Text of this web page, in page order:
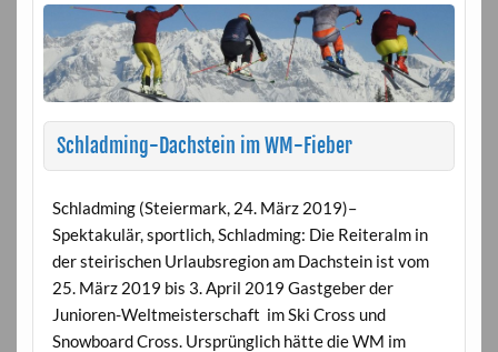
Schladming-Dachstein im WM-Fieber
Schladming (Steiermark, 24. März 2019)–
Spektakulär, sportlich, Schladming: Die Reiteralm in
der steirischen Urlaubsregion am Dachstein ist vom
25. März 2019 bis 3. April 2019 Gastgeber der
Junioren-Weltmeisterschaft im Ski Cross und
Snowboard Cross. Ursprünglich hätte die WM im